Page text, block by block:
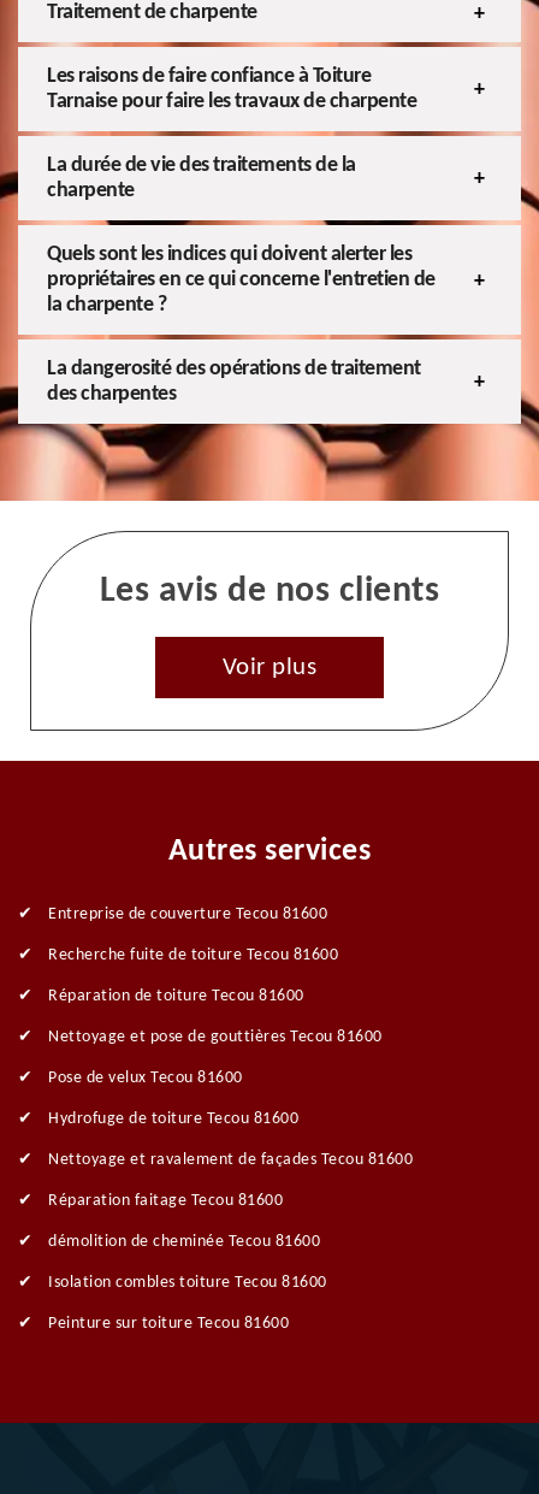
Traitement de charpente
Les raisons de faire confiance à Toiture
Tarnaise pour faire les travaux de charpente
La durée de vie des traitements de la
charpente
Quels sont les indices qui doivent alerter les
propriétaires en ce qui concerne l'entretien de
la charpente ?
La dangerosité des opérations de traitement
des charpentes
Les avis de nos clients
Voir plus
Autres services
Entreprise de couverture Tecou 81600
Recherche fuite de toiture Tecou 81600
Réparation de toiture Tecou 81600
Nettoyage et pose de gouttières Tecou 81600
Pose de velux Tecou 81600
Hydrofuge de toiture Tecou 81600
Nettoyage et ravalement de façades Tecou 81600
Réparation faitage Tecou 81600
démolition de cheminée Tecou 81600
Isolation combles toiture Tecou 81600
Peinture sur toiture Tecou 81600